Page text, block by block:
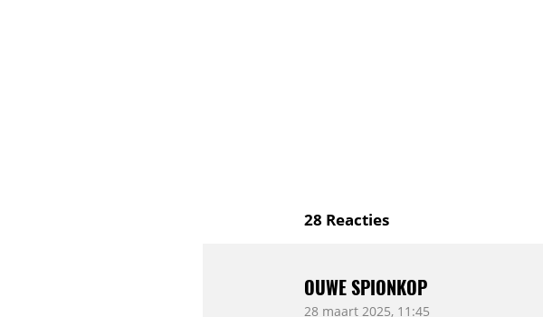
28 Reacties
OUWE SPIONKOP
28 maart 2025, 11:45